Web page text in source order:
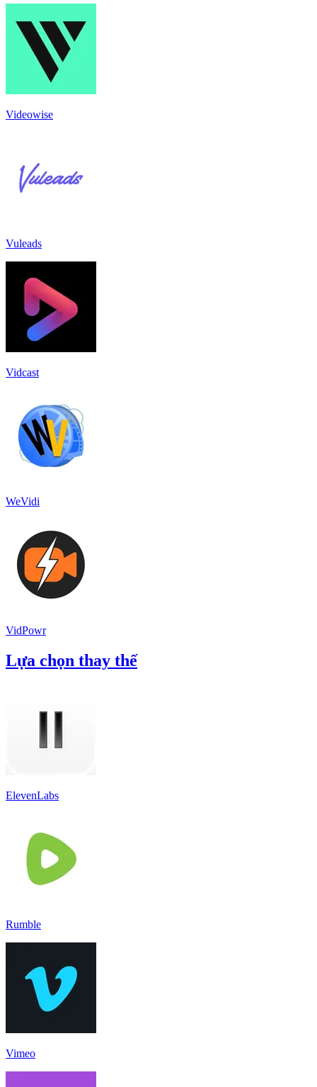
Videowise
Vuleads
Vidcast
WeVidi
VidPowr
Lựa chọn thay thế
ElevenLabs
Rumble
Vimeo